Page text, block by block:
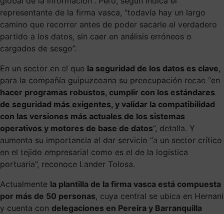
representante de la firma vasca, “todavía hay un largo
camino que recorrer antes de poder sacarle el verdadero
partido a los datos, sin caer en análisis erróneos o
cargados de sesgo”.
En un sector en el que la seguridad de los datos es clave,
para la compañía guipuzcoana su preocupación recae “en
hacer programas robustos, cumplir con los estándares
de seguridad más exigentes, y validar la compatibilidad
con las versiones más actuales de los sistemas
operativos y motores de base de datos”, detalla. Y
aumenta su importancia al dar servicio “a un sector crítico
en el tejido empresarial como es el de la logística
portuaria”, reconoce Lander Tolosa.
Actualmente la plantilla de la firma vasca está compuesta
por más de 50 personas, cuya central se ubica en Hernani
y cuenta con delegaciones en Pereira y Barranquilla